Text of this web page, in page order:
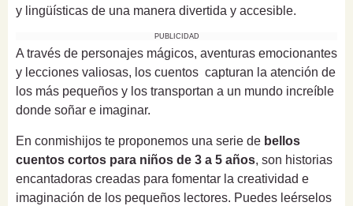
y lingüísticas de una manera divertida y accesible.
PUBLICIDAD
A través de personajes mágicos, aventuras emocionantes
y lecciones valiosas, los cuentos capturan la atención de
los más pequeños y los transportan a un mundo increíble
donde soñar e imaginar.
En conmishijos te proponemos una serie de bellos
cuentos cortos para niños de 3 a 5 años, son historias
encantadoras creadas para fomentar la creatividad e
imaginación de los pequeños lectores. Puedes leérselos